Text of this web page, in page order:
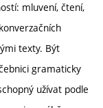
mluvení, čtení,
texty. Být
gramaticky
užívat podle